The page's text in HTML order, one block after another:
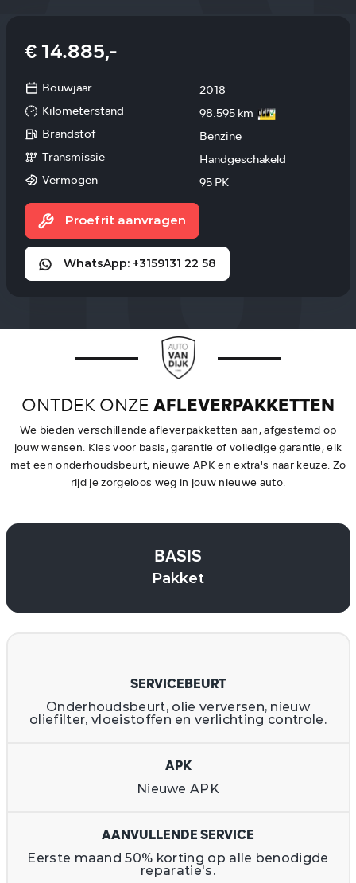
€ 14.885,-
Bouwjaar
2018
Kilometerstand
98.595 km
Brandstof
Benzine
Transmissie
Handgeschakeld
Vermogen
95 PK
Proefrit aanvragen
WhatsApp: +3159131 22 58
ONTDEK ONZE AFLEVERPAKKETTEN
We bieden verschillende afleverpakketten aan, afgestemd op
jouw wensen. Kies voor basis, garantie of volledige garantie, elk
met een onderhoudsbeurt, nieuwe APK en extra's naar keuze. Zo
rijd je zorgeloos weg in jouw nieuwe auto.
BASIS
Pakket
SERVICEBEURT
Onderhoudsbeurt, olie verversen, nieuw
oliefilter, vloeistoffen en verlichting controle.
APK
Nieuwe APK
AANVULLENDE SERVICE
Eerste maand 50% korting op alle benodigde
reparatie's.